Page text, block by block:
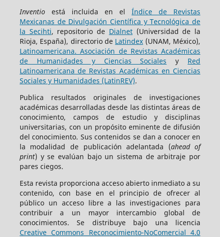
Inventioestá incluida en elÍndice de Revistas
Mexicanas de Divulgación Científica y Tecnológica de
la Secihti, repositorio de Dialnet(Universidad de la
Rioja, España), directorio de Latindex (UNAM, México),
Latinoamericana. Asociación de Revistas Académicas
de Humanidades y Ciencias Sociales y Red
Latinoamericana de Revistas Académicas en Ciencias
Sociales y Humanidades (LatinREV).
Publica resultados originales de investigaciones
académicas desarrolladas desde las distintas áreas de
conocimiento, campos de estudio y disciplinas
universitarias, con un propósito eminente de difusión
del conocimiento. Sus contenidos se dan a conocer en
la modalidad de publicación adelantada (ahead of
print) y se evalúan bajo un sistema de arbitraje por
pares ciegos.
Esta revista proporciona acceso abierto inmediato a su
contenido, con base en el principio de ofrecer al
público un acceso libre a las investigaciones para
contribuir a un mayor intercambio global de
conocimientos. Se distribuye bajo una licencia
Creative Commons Reconocimiento-NoComercial 4.0